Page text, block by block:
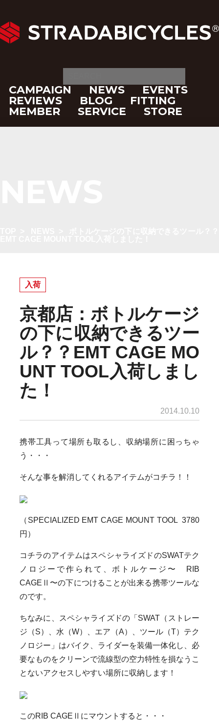
CAMPAIGN NEWS
EVENTS
REVIEWS
BLOG
FITTING
MEMBER
SERVICE STORE
入荷
京都店：ボトルケージ
の下に収納できるツー
ル？？EMT CAGE MO
UNT TOOL入荷しまし
た！
2014.10.10
携帯工具って場所も取るし、収納場所に困っちゃ
う・・・
そんな事を解消してくれるアイテムがコチラ！！
（SPECIALIZED EMT CAGE MOUNT TOOL 3780
円）
コチラのアイテムはスペシャライズドのSWATテク
ノロジーで作られて、ボトルケージ〜 RIB
CAGEⅡ〜の下につけることが出来る携帯ツールな
のです。
ちなみに、スペシャライズドの「SWAT（ストレー
ジ（S）、水（W）、エア（A）、ツール（T）テク
ノロジー」はバイク、ライダーを装備一体化し、必
要なものをクリーンで流線型の空力特性を損なうこ
とないアクセスしやすい場所に収納します！
このRIB CAGEⅡにマウントすると・・・